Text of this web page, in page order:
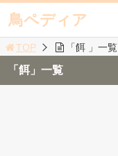
鳥ペディア
TOP 「餌 」一覧
「餌」一覧